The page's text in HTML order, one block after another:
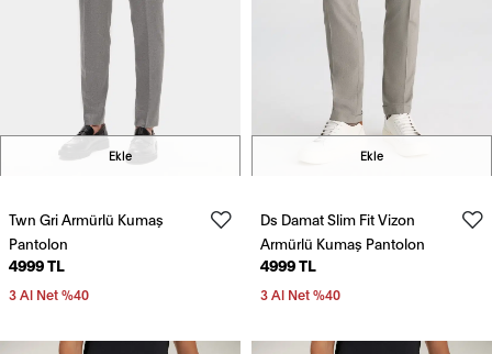
Ekle
Twn Gri Armürlü Kumaş
Pantolon
4999 TL
3 Al Net %40
Ekle
Ds Damat Slim Fit Vizon
Armürlü Kumaş Pantolon
4999 TL
3 Al Net %40